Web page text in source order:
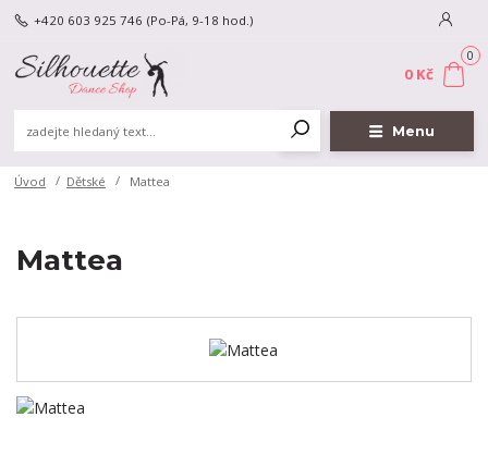
Menu
+420 603 925 746 (Po-Pá, 9-18 hod.)
0
0 Kč
Úvod Dětské Mattea
Mattea